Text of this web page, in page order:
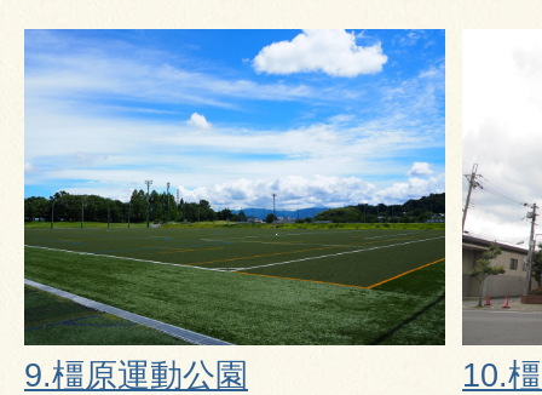
9.橿原運動公園
10.